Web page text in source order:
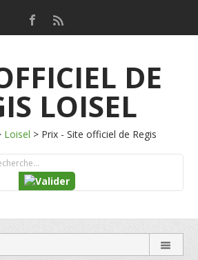
DE
LOISEL
Loisel > Prix - Site officiel de Regis